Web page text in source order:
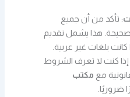
: تأكد من أن جميع
هذا يشمل تقديم
بلغات غير عربية.
إذا كنت لا تعرف الشروط
مع مكتب
ضروريًا.